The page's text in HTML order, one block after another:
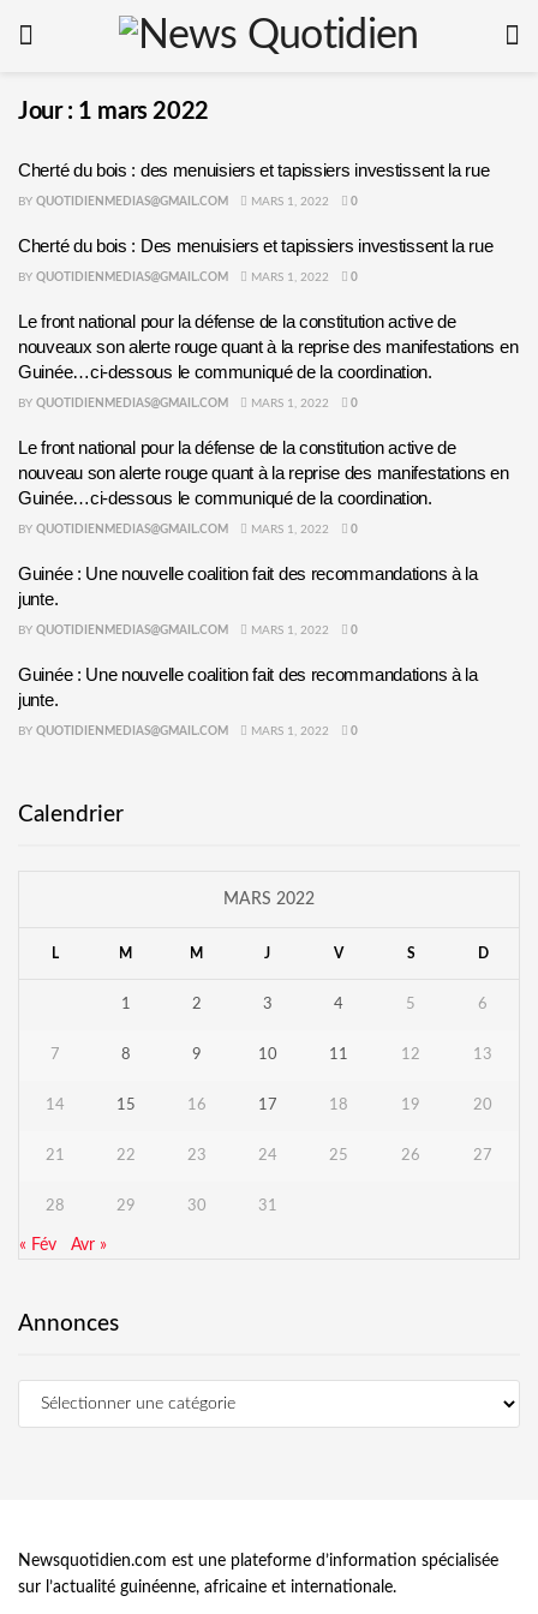
Jour : 1 mars 2022
Cherté du bois : des menuisiers et tapissiers investissent la rue
BY QUOTIDIENMEDIAS@GMAIL.COM MARS 1, 2022 0
Cherté du bois : Des menuisiers et tapissiers investissent la rue
BY QUOTIDIENMEDIAS@GMAIL.COM MARS 1, 2022 0
Le front national pour la défense de la constitution active de
nouveaux son alerte rouge quant à la reprise des manifestations en
Guinée…ci-dessous le communiqué de la coordination.
BY QUOTIDIENMEDIAS@GMAIL.COM MARS 1, 2022 0
Le front national pour la défense de la constitution active de
nouveau son alerte rouge quant à la reprise des manifestations en
Guinée…ci-dessous le communiqué de la coordination.
BY QUOTIDIENMEDIAS@GMAIL.COM MARS 1, 2022 0
Guinée : Une nouvelle coalition fait des recommandations à la
junte.
BY QUOTIDIENMEDIAS@GMAIL.COM MARS 1, 2022 0
Guinée : Une nouvelle coalition fait des recommandations à la
junte.
BY QUOTIDIENMEDIAS@GMAIL.COM MARS 1, 2022 0
Calendrier
MARS 2022
L M M J V S D
1 2 3 4 5 6
7 8 9 10 11 12 13
14 15 16 17 18 19 20
21 22 23 24 25 26 27
28 29 30 31
« Fév Avr »
Annonces
Newsquotidien.com est une plateforme d’information spécialisée
sur l’actualité guinéenne, africaine et internationale.